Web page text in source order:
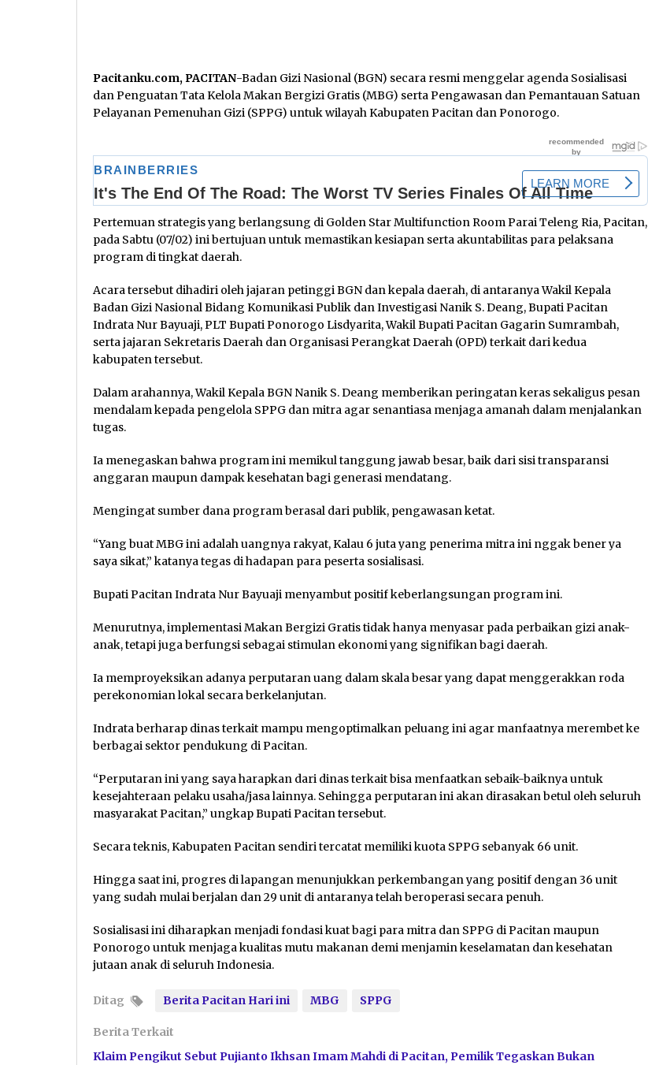
Pacitanku.com, PACITAN-Badan Gizi Nasional (BGN) secara resmi menggelar agenda Sosialisasi
dan Penguatan Tata Kelola Makan Bergizi Gratis (MBG) serta Pengawasan dan Pemantauan Satuan
Pelayanan Pemenuhan Gizi (SPPG) untuk wilayah Kabupaten Pacitan dan Ponorogo.
Pertemuan strategis yang berlangsung di Golden Star Multifunction Room Parai Teleng Ria, Pacitan,
pada Sabtu (07/02) ini bertujuan untuk memastikan kesiapan serta akuntabilitas para pelaksana
program di tingkat daerah.
Acara tersebut dihadiri oleh jajaran petinggi BGN dan kepala daerah, di antaranya Wakil Kepala
Badan Gizi Nasional Bidang Komunikasi Publik dan Investigasi Nanik S. Deang, Bupati Pacitan
Indrata Nur Bayuaji, PLT Bupati Ponorogo Lisdyarita, Wakil Bupati Pacitan Gagarin Sumrambah,
serta jajaran Sekretaris Daerah dan Organisasi Perangkat Daerah (OPD) terkait dari kedua
kabupaten tersebut.
Dalam arahannya, Wakil Kepala BGN Nanik S. Deang memberikan peringatan keras sekaligus pesan
mendalam kepada pengelola SPPG dan mitra agar senantiasa menjaga amanah dalam menjalankan
tugas.
Ia menegaskan bahwa program ini memikul tanggung jawab besar, baik dari sisi transparansi
anggaran maupun dampak kesehatan bagi generasi mendatang.
Mengingat sumber dana program berasal dari publik, pengawasan ketat.
“Yang buat MBG ini adalah uangnya rakyat, Kalau 6 juta yang penerima mitra ini nggak bener ya
saya sikat,” katanya tegas di hadapan para peserta sosialisasi.
Bupati Pacitan Indrata Nur Bayuaji menyambut positif keberlangsungan program ini.
Menurutnya, implementasi Makan Bergizi Gratis tidak hanya menyasar pada perbaikan gizi anak-
anak, tetapi juga berfungsi sebagai stimulan ekonomi yang signifikan bagi daerah.
Ia memproyeksikan adanya perputaran uang dalam skala besar yang dapat menggerakkan roda
perekonomian lokal secara berkelanjutan.
Indrata berharap dinas terkait mampu mengoptimalkan peluang ini agar manfaatnya merembet ke
berbagai sektor pendukung di Pacitan.
“Perputaran ini yang saya harapkan dari dinas terkait bisa menfaatkan sebaik-baiknya untuk
kesejahteraan pelaku usaha/jasa lainnya. Sehingga perputaran ini akan dirasakan betul oleh seluruh
masyarakat Pacitan,” ungkap Bupati Pacitan tersebut.
Secara teknis, Kabupaten Pacitan sendiri tercatat memiliki kuota SPPG sebanyak 66 unit.
Hingga saat ini, progres di lapangan menunjukkan perkembangan yang positif dengan 36 unit
yang sudah mulai berjalan dan 29 unit di antaranya telah beroperasi secara penuh.
Sosialisasi ini diharapkan menjadi fondasi kuat bagi para mitra dan SPPG di Pacitan maupun
Ponorogo untuk menjaga kualitas mutu makanan demi menjamin keselamatan dan kesehatan
jutaan anak di seluruh Indonesia.
Ditag Berita Pacitan Hari ini MBG SPPG
Berita Terkait
Klaim Pengikut Sebut Pujianto Ikhsan Imam Mahdi di Pacitan, Pemilik Tegaskan Bukan